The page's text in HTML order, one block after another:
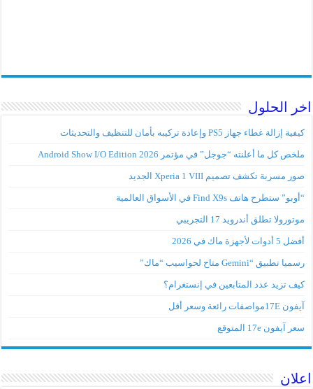
اخر الحلول
كيفية إزالة غطاء جهاز PS5 وإعادة تركيبه بأمان للتنظيف والتحديثات
ملخص كل ما أعلنته “جوجل” في مؤتمر Android Show I/O Edition 2026
صور مسربة تكشف تصميم Xperia 1 VIII الجديد
“أوبو” ستطرح هاتف Find X9s في الأسواق العالمية
موتورولا تطلق أندرويد 17 التجريبي
أفضل 5 أدوات لأجهزة ماك في 2026
رسميا تطبيق “Gemini متاح لحواسيب “ماك”
كيف تزيد عدد المتابعين في إنستغرام؟
آيفون 17Eمواصفات رائعة وسعر أقل
سعر آيفون 17e المتوقع
اعلان